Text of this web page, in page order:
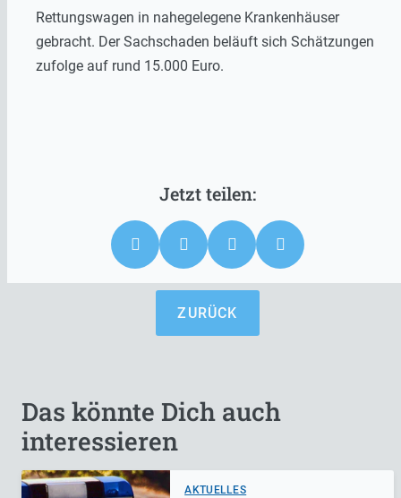
Rettungswagen in nahegelegene Krankenhäuser
gebracht. Der Sachschaden beläuft sich Schätzungen
zufolge auf rund 15.000 Euro.
ZURÜCK
Das könnte Dich auch
interessieren
AKTUELLES